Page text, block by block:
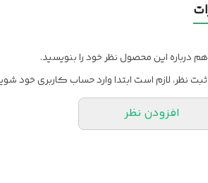
درباره این محصول نظر خود را بنویسید.
ثبت نظر، لازم است ابتدا وارد حساب کاربری خود
افزودن نظر